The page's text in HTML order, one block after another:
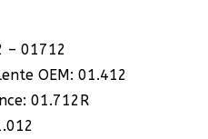
– 01712
OEM: 01.412
01.712R